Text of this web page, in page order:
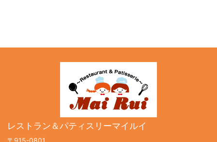
レストラン＆パティスリーマイルイ